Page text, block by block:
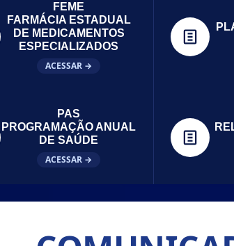
FEME
FARMÁCIA ESTADUAL
DE MEDICAMENTOS
ESPECIALIZADOS
ACESSAR →
PAS
PROGRAMAÇÃO ANUAL
DE SAÚDE
ACESSAR →